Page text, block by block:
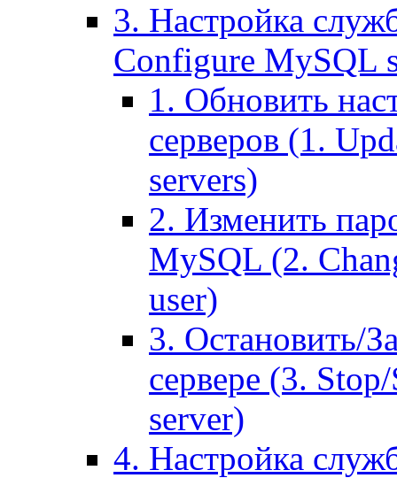
3. Настройка
Configure MySQL
1. Обновить
серверов (1.
servers)
2. Изменить
MySQL (2.
user)
3. Остановить/
сервере (3.
server)
4. Настройка